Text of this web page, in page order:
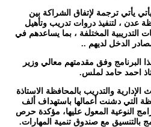
يأتي ترجمة لإتفاق الشراكة بين
عدن ، لتنفيذ دروات تدريب وتأهيل
التدريبية المختلفة ، بما يساعدهم في
الدخل لديهم ..
البرنامج وفق مقدمتهم معالي وزير
احمد حامد لملس.
والتدريب بالمحافظة الاستاذة
التي دشنت أعمالها باستهداف ألف
النوعية المعول عليها، مؤكدة حرص
بالتنسيق مع صندوق تنمية المهارات.